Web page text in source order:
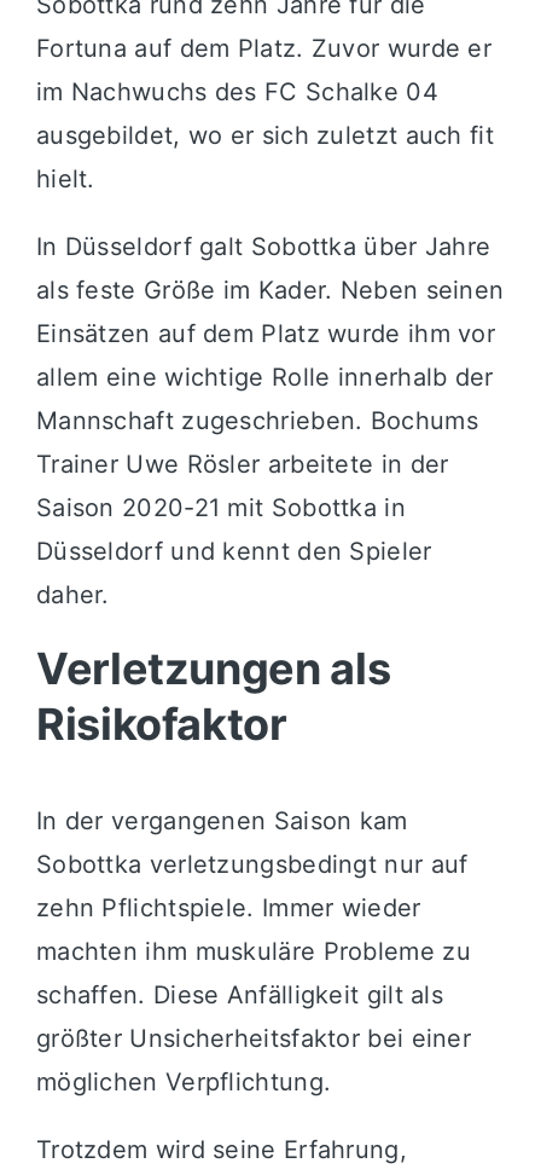
Fortuna auf dem Platz. Zuvor wurde er
im Nachwuchs des FC Schalke 04
ausgebildet, wo er sich zuletzt auch fit
hielt.
In Düsseldorf galt Sobottka über Jahre
als feste Größe im Kader. Neben seinen
Einsätzen auf dem Platz wurde ihm vor
allem eine wichtige Rolle innerhalb der
Mannschaft zugeschrieben. Bochums
Trainer Uwe Rösler arbeitete in der
Saison 2020-21 mit Sobottka in
Düsseldorf und kennt den Spieler
daher.
Verletzungen als
Risikofaktor
In der vergangenen Saison kam
Sobottka verletzungsbedingt nur auf
zehn Pflichtspiele. Immer wieder
machten ihm muskuläre Probleme zu
schaffen. Diese Anfälligkeit gilt als
größter Unsicherheitsfaktor bei einer
möglichen Verpflichtung.
Trotzdem wird seine Erfahrung,